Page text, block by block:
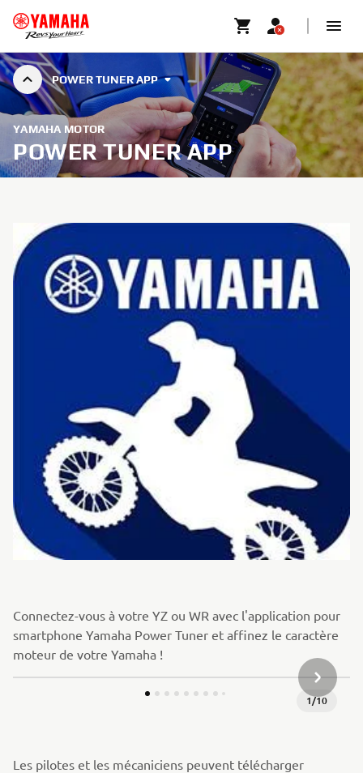
POWER TUNER APP
YAMAHA MOTOR
POWER TUNER APP
Connectez-vous à votre YZ ou WR avec l'application pour
smartphone Yamaha Power Tuner et affinez le caractère
moteur de votre Yamaha !
1/10
Les pilotes et les mécaniciens peuvent télécharger